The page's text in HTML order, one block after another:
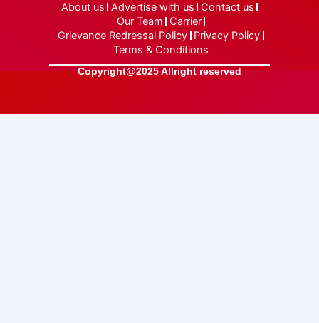
About us Advertise with us Contact us
Our Team Carrier
Grievance Redressal Policy Privacy Policy
Terms & Conditions
Copyright@2025 Allright reserved